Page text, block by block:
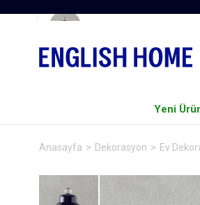
Yeni
Anasayfa Dekorasyon Ev